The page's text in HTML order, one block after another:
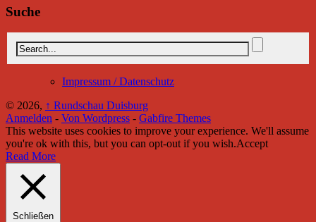
Suche
Impressum / Datenschutz
© 2026, ↑ Rundschau Duisburg
Anmelden - Von Wordpress - Gabfire Themes
This website uses cookies to improve your experience. We'll assume
you're ok with this, but you can opt-out if you wish.Accept
Read More
Schließen